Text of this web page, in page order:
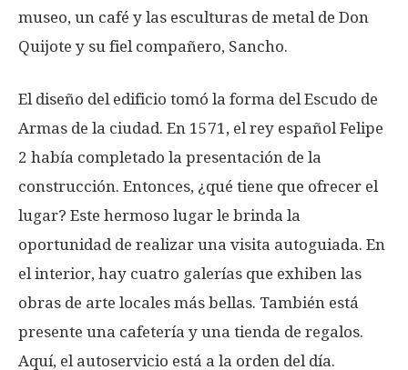
museo, un café y las esculturas de metal de Don
Quijote y su fiel compañero, Sancho.
El diseño del edificio tomó la forma del Escudo de
Armas de la ciudad. En 1571, el rey español Felipe
2 había completado la presentación de la
construcción. Entonces, ¿qué tiene que ofrecer el
lugar? Este hermoso lugar le brinda la
oportunidad de realizar una visita autoguiada. En
el interior, hay cuatro galerías que exhiben las
obras de arte locales más bellas. También está
presente una cafetería y una tienda de regalos.
Aquí, el autoservicio está a la orden del día.